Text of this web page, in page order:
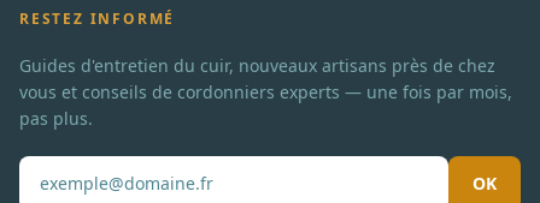
RESTEZ INFORMÉ
Guides d'entretien du cuir, nouveaux artisans près de chez
vous et conseils de cordonniers experts — une fois par mois,
pas plus.
OK